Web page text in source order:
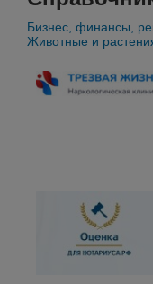
Бизнес, финансы,
Животные и